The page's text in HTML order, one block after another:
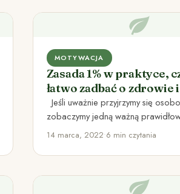
MOTYWACJA
Zasada 1% w praktyce,
łatwo zadbać o zdrowie
Jeśli uważnie przyjrzymy się
zobaczymy jedną ważną
nas dąży do…
14 marca, 2022•6 min czytania